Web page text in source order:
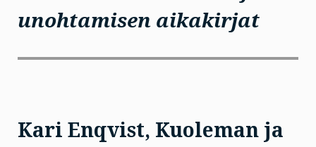
unohtamisen aikakirjat
Kari Enqvist, Kuoleman ja